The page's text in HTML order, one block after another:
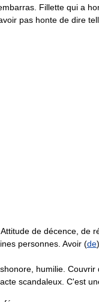
Fillette qui a
pas honte de dire
de décence, de
personnes. Avoir (de
humilie. Couvrir
scandaleux. C'est